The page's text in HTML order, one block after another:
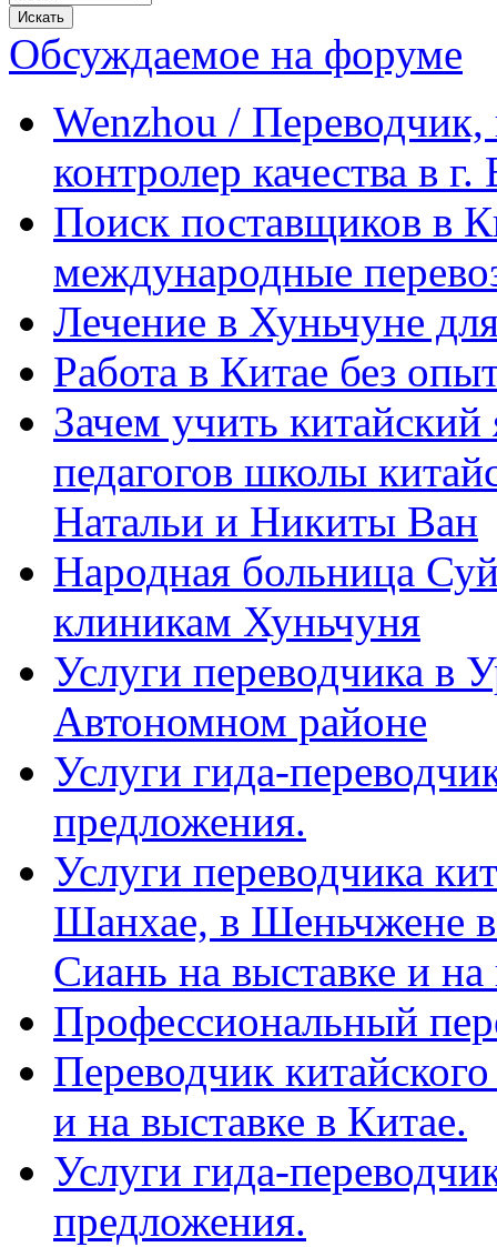
Обсуждаемое на форуме
Wenzhou / Переводчик,
контролер качества в
Поиск поставщиков в
международные
Лечение в Хуньчуне
Работа в Китае без
Зачем учить
педагогов школы
Натальи и Никиты Ван
Народная больница
клиникам Хуньчуня
Услуги переводчика в
Автономном районе
Услуги гида-
предложения.
Услуги переводчика
Шанхае, в Шеньчжене
Сиань на выставке и
Профессиональный
Переводчик
и на выставке в Китае.
Услуги гида-
предложения.